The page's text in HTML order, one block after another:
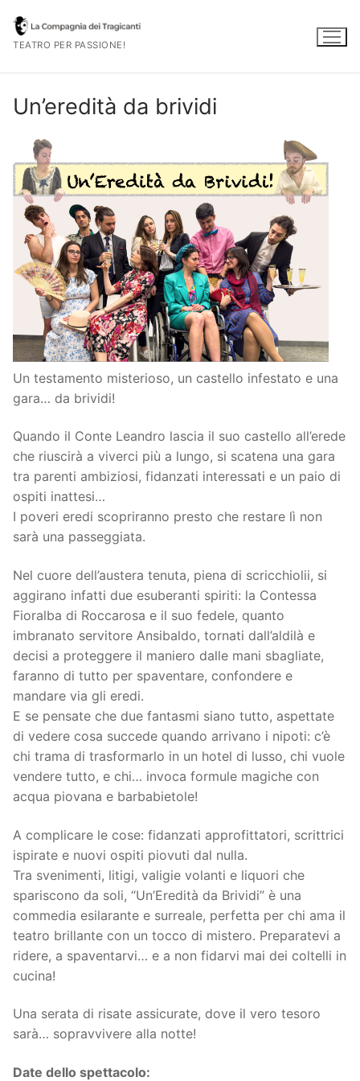
contenuto
TEATRO PER PASSIONE!
Un’eredità da brividi
Un testamento misterioso, un castello infestato e una
gara… da brividi!
Quando il Conte Leandro lascia il suo castello all’erede
che riuscirà a viverci più a lungo, si scatena una gara
tra parenti ambiziosi, fidanzati interessati e un paio di
ospiti inattesi…
I poveri eredi scopriranno presto che restare lì non
sarà una passeggiata.
Nel cuore dell’austera tenuta, piena di scricchiolii, si
aggirano infatti due esuberanti spiriti: la Contessa
Fioralba di Roccarosa e il suo fedele, quanto
imbranato servitore Ansibaldo, tornati dall’aldilà e
decisi a proteggere il maniero dalle mani sbagliate,
faranno di tutto per spaventare, confondere e
mandare via gli eredi.
E se pensate che due fantasmi siano tutto, aspettate
di vedere cosa succede quando arrivano i nipoti: c’è
chi trama di trasformarlo in un hotel di lusso, chi vuole
vendere tutto, e chi… invoca formule magiche con
acqua piovana e barbabietole!
A complicare le cose: fidanzati approfittatori, scrittrici
ispirate e nuovi ospiti piovuti dal nulla.
Tra svenimenti, litigi, valigie volanti e liquori che
spariscono da soli, “Un’Eredità da Brividi” è una
commedia esilarante e surreale, perfetta per chi ama il
teatro brillante con un tocco di mistero. Preparatevi a
ridere, a spaventarvi… e a non fidarvi mai dei coltelli in
cucina!
Una serata di risate assicurate, dove il vero tesoro
sarà… sopravvivere alla notte!
Date dello spettacolo: